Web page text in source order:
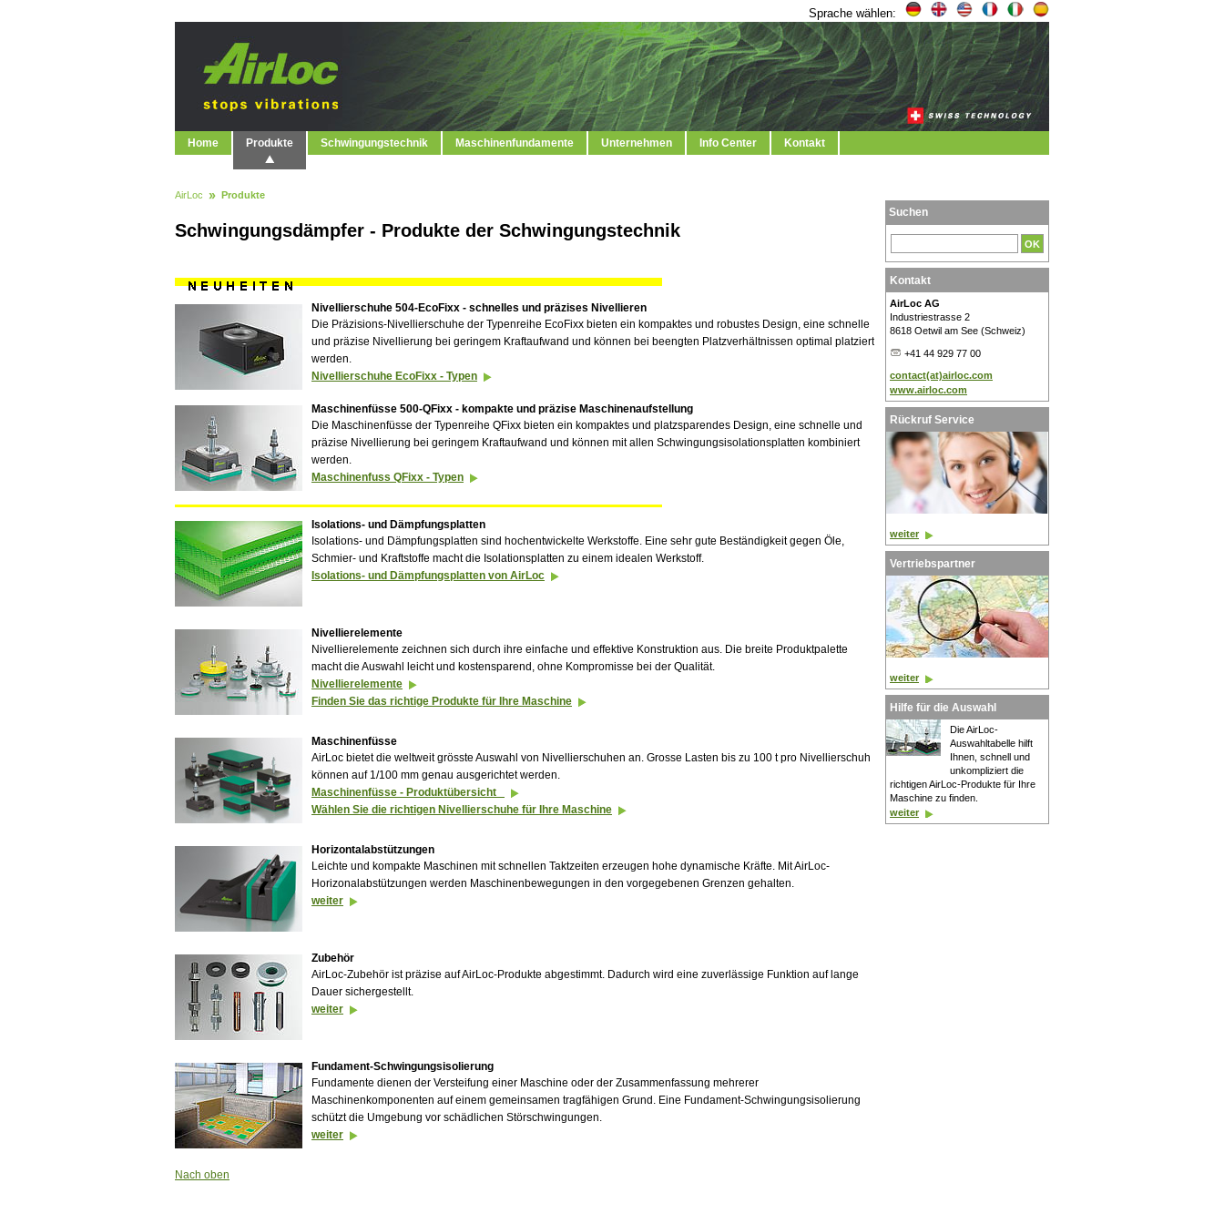
Sprache wählen:
Home Produkte Schwingungstechnik Maschinenfundamente Unternehmen Info Center Kontakt
AirLoc Produkte
Schwingungsdämpfer - Produkte der Schwingungstechnik
Nivellierschuhe 504-EcoFixx - schnelles und präzises Nivellieren
Die Präzisions-Nivellierschuhe der Typenreihe EcoFixx bieten ein kompaktes und robustes Design, eine schnelle
und präzise Nivellierung bei geringem Kraftaufwand und können bei beengten Platzverhältnissen optimal platziert
werden.
Nivellierschuhe EcoFixx - Typen
Maschinenfüsse 500-QFixx - kompakte und präzise Maschinenaufstellung
Die Maschinenfüsse der Typenreihe QFixx bieten ein kompaktes und platzsparendes Design, eine schnelle und
präzise Nivellierung bei geringem Kraftaufwand und können mit allen Schwingungsisolation­splatten kombiniert
werden.
Maschinenfuss QFixx - Typen
Isolations- und Dämpfungsplatten
Isolations- und Dämpfungsplatten sind hochentwickelte Werkstoffe. Eine sehr gute Beständigkeit gegen Öle,
Schmier- und Kraftstoffe macht die Isolationsplatten zu einem idealen Werkstoff.
Isolations- und Dämpfungsplatten von AirLoc
Nivellierelemente
Nivellierelemente zeichnen sich durch ihre einfache und effektive Konstruktion aus. Die breite Produktpalette
macht die Auswahl leicht und kostensparend, ohne Kompromisse bei der Qualität.
Nivellierelemente
Finden Sie das richtige Produkte für Ihre Maschine
Maschinenfüsse
AirLoc bietet die weltweit grösste Auswahl von Nivellierschuhen an. Grosse Lasten bis zu 100 t pro Nivellierschuh
können auf 1/100 mm genau ausgerichtet werden.
Maschinenfüsse - Produktübersicht
Wählen Sie die richtigen Nivellierschuhe für Ihre Maschine
Horizontalabstützungen
Leichte und kompakte Maschinen mit schnellen Taktzeiten erzeugen hohe dynamische Kräfte. Mit AirLoc-
Horizonalabstützungen werden Maschinenbewegungen in den vorgegebenen Grenzen gehalten.
weiter
Zubehör
AirLoc-Zubehör ist präzise auf AirLoc-Produkte abgestimmt. Dadurch wird eine zuverlässige Funktion auf lange
Dauer sichergestellt.
weiter
Fundament-Schwingungsisolierung
Fundamente dienen der Versteifung einer Maschine oder der Zusammenfassung mehrerer
Maschinenkomponenten auf einem gemeinsamen tragfähigen Grund. Eine Fundament-Schwingungsisolierung
schützt die Umgebung vor schädlichen Störschwingungen.
weiter
Nach oben
Suchen
Kontakt
AirLoc AG
Industriestrasse 2
8618 Oetwil am See (Schweiz)
+41 44 929 77 00
contact(at)airloc.com
www.airloc.com
Rückruf Service
weiter
Vertriebspartner
weiter
Hilfe für die Auswahl
Die AirLoc-
Auswahltabelle hilft
Ihnen, schnell und
unkompliziert die
richtigen AirLoc-Produkte für Ihre
Maschine zu finden.
weiter